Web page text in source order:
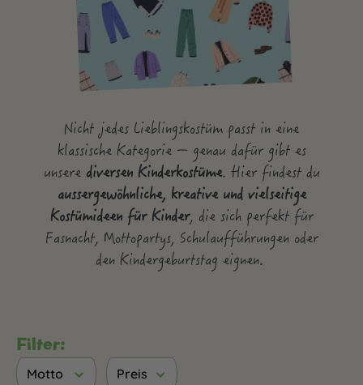
Nicht jedes Lieblingskostüm passt in eine
klassische Kategorie – genau dafür gibt es
unsere diversen Kinderkostüme. Hier findest du
aussergewöhnliche, kreative und vielseitige
Kostümideen für Kinder, die sich perfekt für
Fasnacht, Mottopartys, Schulaufführungen oder
den Kindergeburtstag eignen.
Filter:
Motto Preis